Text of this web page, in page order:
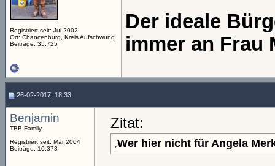
Registriert seit: Jul 2002
Ort: Chancenburg, Kreis Aufschwung
Beiträge: 35.725
Der ideale
immer an Frau
26-02-2017, 18:33
Benjamin
TBB Family
Registriert seit: Mar 2004
Beiträge: 10.373
Zitat:
„Wer hier nicht für Angela